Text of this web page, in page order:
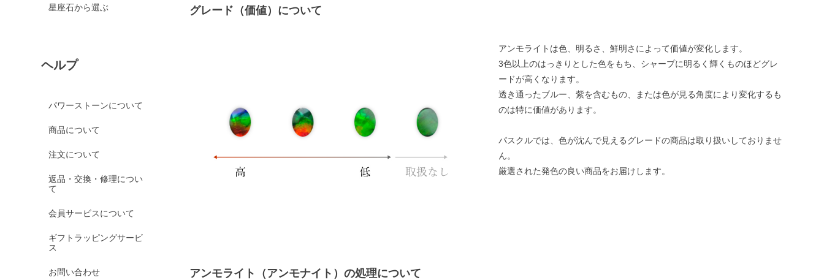
星座石から選ぶ
ヘルプ
パワーストーンについて
商品について
注文について
返品・交換・修理につい
て
会員サービスについて
ギフトラッピングサービ
ス
お問い合わせ
グレード（価値）について
アンモライトは色、明るさ、鮮明さによって価値が変化します。
3色以上のはっきりとした色をもち、シャープに明るく輝くものほどグレ
ードが高くなります。
透き通ったブルー、紫を含むもの、または色が見る角度により変化するも
のは特に価値があります。
パスクルでは、色が沈んで見えるグレードの商品は取り扱いしておりませ
ん。
厳選された発色の良い商品をお届けします。
アンモライト（アンモナイト）の処理について